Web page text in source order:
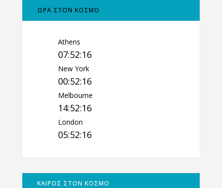
ΩΡΑ ΣΤΟΝ ΚΟΣΜΟ
Athens
07:52:17
New York
00:52:17
Melbourne
14:52:17
London
05:52:17
ΚΑΙΡΟΣ ΣΤΟΝ ΚΟΣΜΟ